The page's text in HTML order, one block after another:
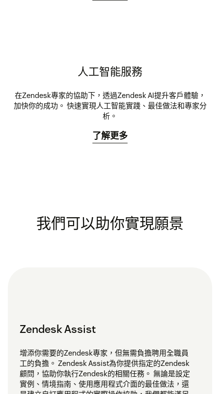
人工智能服務
在Zendesk專家的協助下，透過Zendesk AI提升客戶體驗，
加快你的成功。 快速實現人工智能實踐、最佳做法和專家分
析。
了解更多
我們可以助你實現願景
Zendesk Assist
增添你需要的Zendesk專家，但無需負擔聘用全職員
工的負擔。 Zendesk Assist為你提供指定的Zendesk
顧問，協助你執行Zendesk的相關任務。 無論是設定
實例、情境指南、使用應用程式介面的最佳做法，還